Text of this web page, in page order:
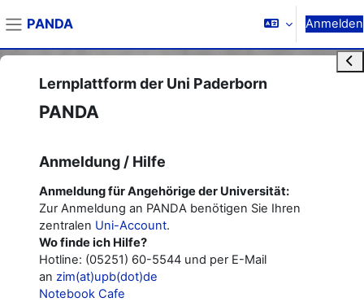
PANDA Anmelden
Lernplattform der Uni Paderborn
PANDA
Anmeldung / Hilfe
Anmeldung für Angehörige der Universität:
Zur Anmeldung an PANDA benötigen Sie Ihren
zentralen Uni-Account.
Wo finde ich Hilfe?
Hotline: (05251) 60-5544 und per E-Mail
an zim(at)upb(dot)de
Notebook Cafe